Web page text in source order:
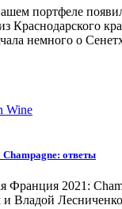
портфеле
Краснодарского
немного о
Wine
ответы
Франция 2021:
Владой Лесниченко